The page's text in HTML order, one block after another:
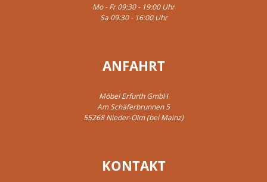
Mo - Fr 09:30 - 19:00 Uhr
Sa 09:30 - 16:00 Uhr
ANFAHRT
Möbel Erfurth GmbH
Am Schäferbrunnen 5
55268 Nieder-Olm (bei Mainz)
KONTAKT